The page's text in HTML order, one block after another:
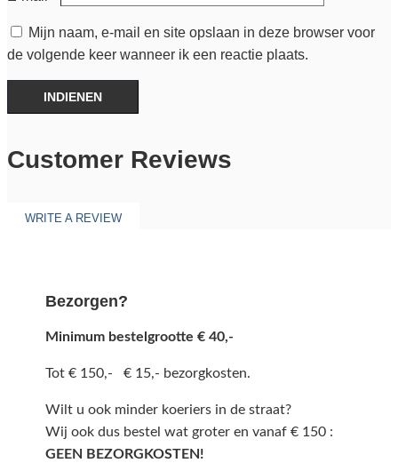
Mijn naam, e-mail en site opslaan in deze browser voor
de volgende keer wanneer ik een reactie plaats.
INDIENEN
Customer Reviews
WRITE A REVIEW
Bezorgen?
Minimum bestelgrootte € 40,-
Tot € 150,- € 15,- bezorgkosten.
Wilt u ook minder koeriers in de straat?
Wij ook dus bestel wat groter en vanaf € 150 :
GEEN BEZORGKOSTEN!